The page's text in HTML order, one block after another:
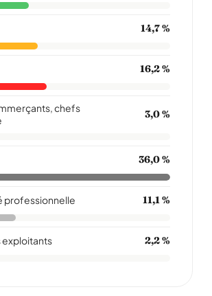
14,7 %
16,2 %
chefs
3,0 %
36,0 %
professionnelle 11,1 %
exploitants 2,2 %